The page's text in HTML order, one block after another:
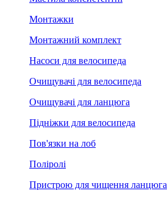
Монтажки
Монтажний комплект
Насоси для велосипеда
Очищувачі для велосипеда
Очищувачі для ланцюга
Підніжки для велосипеда
Пов'язки на лоб
Поліролі
Пристрою для чищення ланцюга